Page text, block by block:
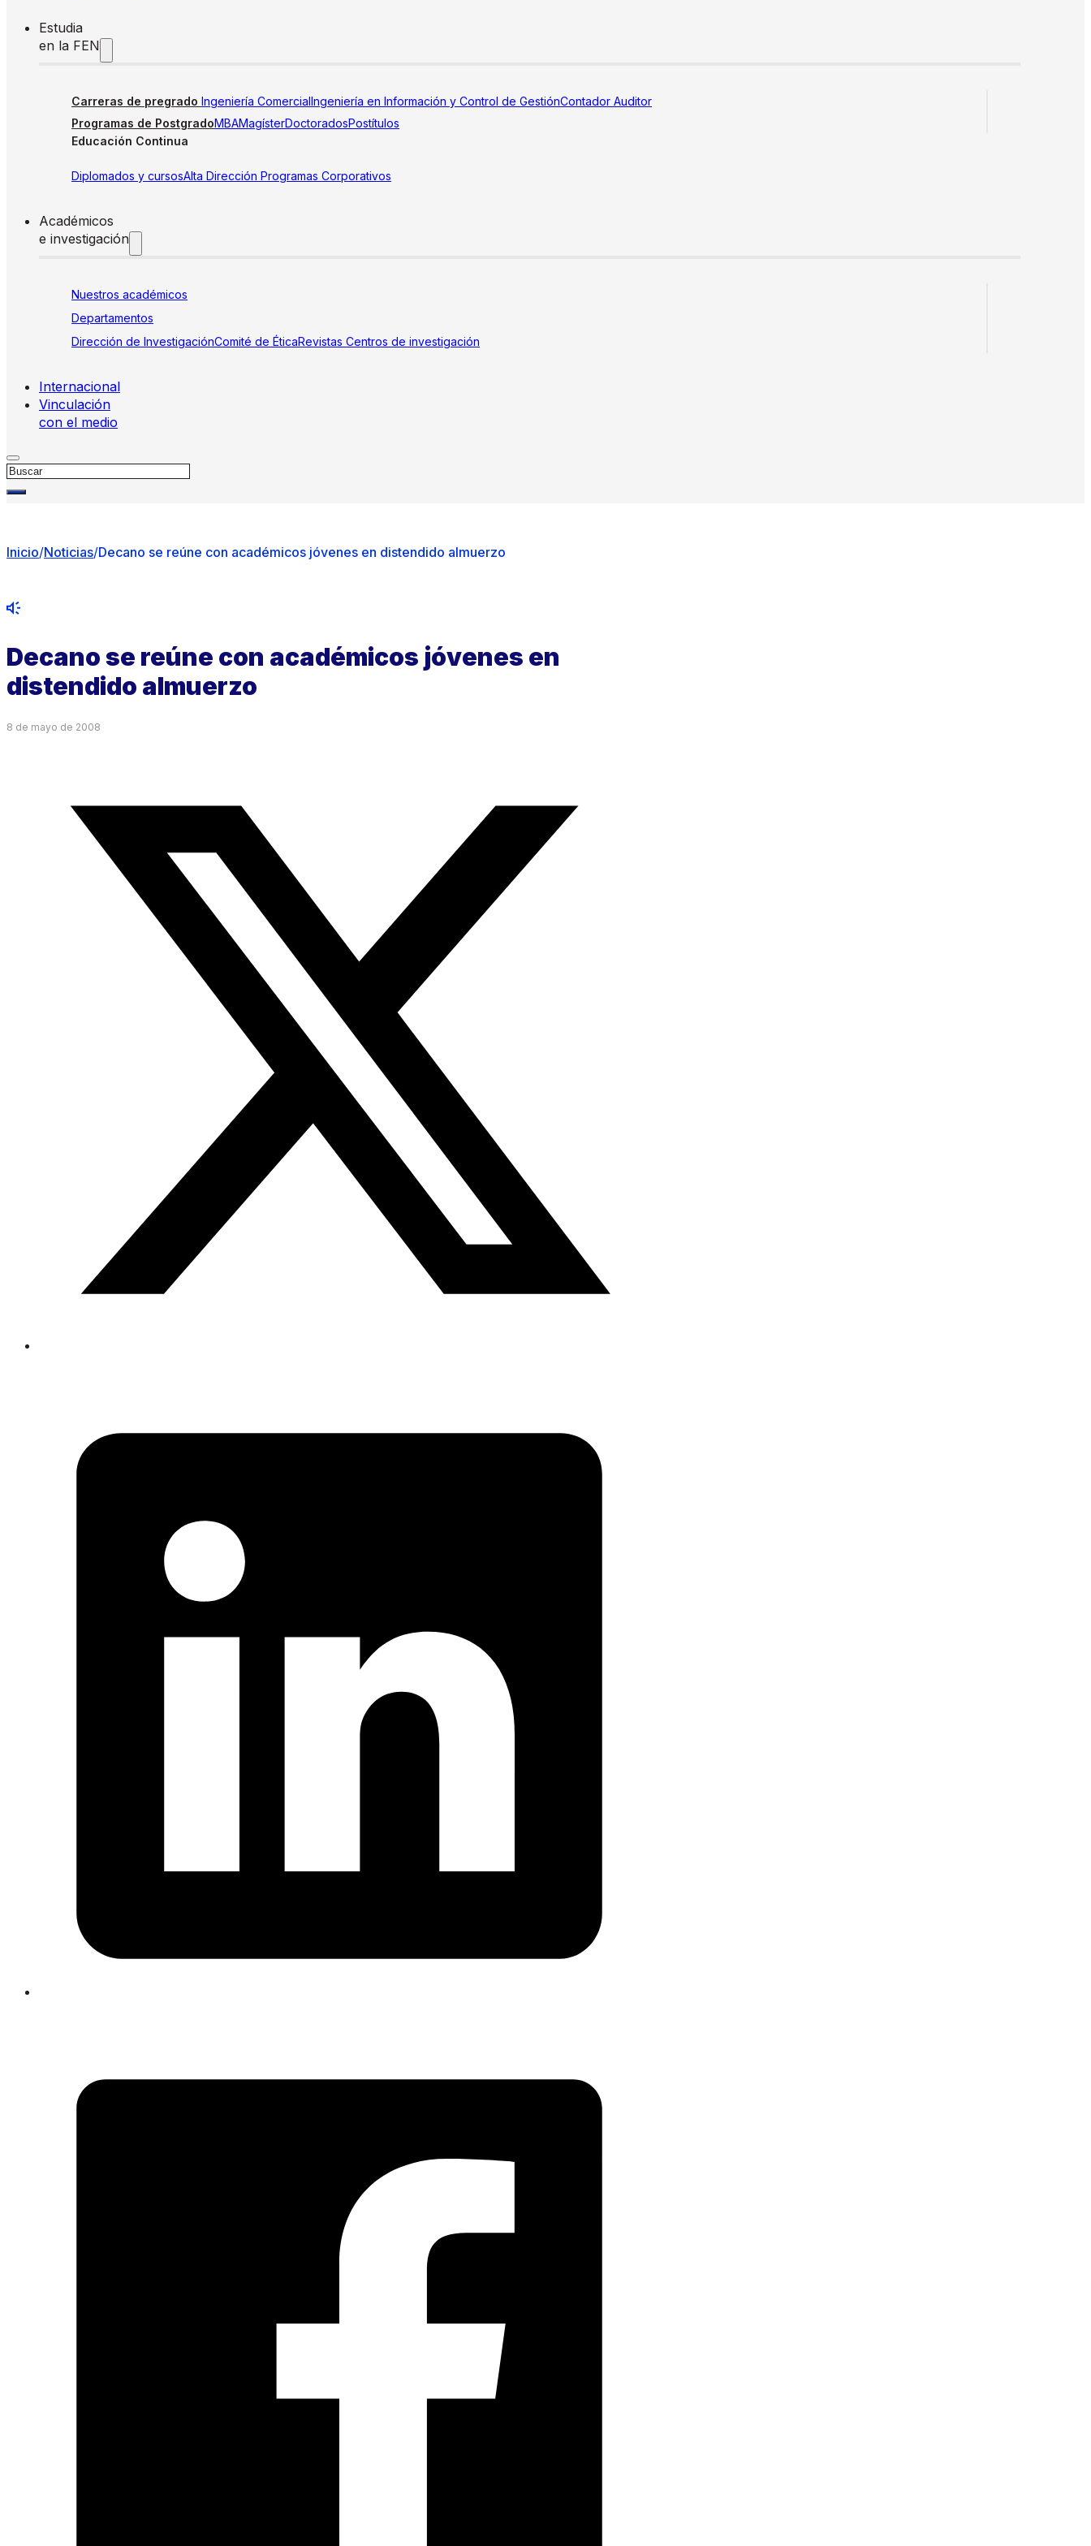
Estudia
en la FEN
Carreras de pregrado Ingeniería ComercialIngeniería en Información y Control de GestiónContador Auditor
Programas de PostgradoMBAMagísterDoctoradosPostítulos
Educación Continua
Diplomados y cursosAlta Dirección Programas Corporativos
Académicos
e investigación
Nuestros académicos
Departamentos
Dirección de InvestigaciónComité de ÉticaRevistas Centros de investigación
Internacional
Vinculación
con el medio
Buscar
Inicio/Noticias/Decano se reúne con académicos jóvenes en distendido almuerzo
Decano se reúne con académicos jóvenes en
distendido almuerzo
8 de mayo de 2008